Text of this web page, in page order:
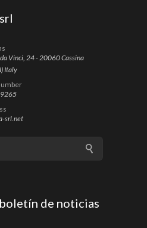
Vinci, 24 - 20060 Cassina
Italy
srl.net
de noticias